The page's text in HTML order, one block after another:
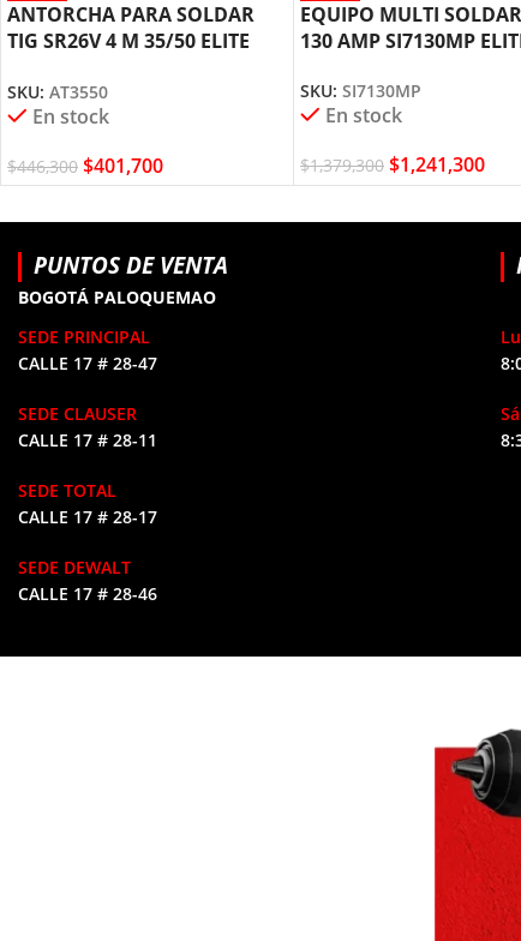
ANTORCHA PARA SOLDAR
TIG SR26V 4 M 35/50 ELITE
SKU: AT3550
En stock
$446,300 $401,700
EQUIPO MULTI
130 AMP SI7130MP
SKU: SI7130MP
En stock
$1,379,300 $1,241,300
PUNTOS DE VENTA
BOGOTÁ PALOQUEMAO
SEDE PRINCIPAL
CALLE 17 # 28-47
SEDE CLAUSER
CALLE 17 # 28-11
SEDE TOTAL
CALLE 17 # 28-17
SEDE DEWALT
CALLE 17 # 28-46